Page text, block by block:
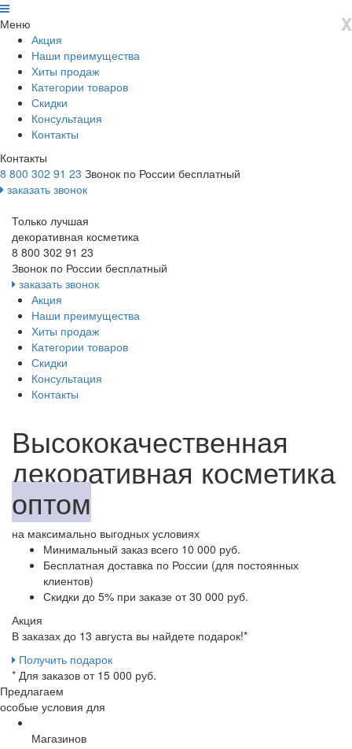
X
Меню
Акция
Наши преимущества
Хиты продаж
Категории товаров
Скидки
Консультация
Контакты
Контакты
8 800 302 91 23 Звонок по России бесплатный
заказать звонок
Только лучшая
декоративная косметика
8 800 302 91 23
Звонок по России бесплатный
заказать звонок
Акция
Наши преимущества
Хиты продаж
Категории товаров
Скидки
Консультация
Контакты
Высококачественная
декоративная косметика
оптом
на максимально выгодных условиях
Минимальный заказ всего 10 000 руб.
Бесплатная доставка по России (для постоянных
клиентов)
Скидки до 5% при заказе от 30 000 руб.
Акция
В заказах до 13 августа вы найдете подарок!*
Получить подарок
* Для заказов от 15 000 руб.
Предлагаем
особые условия для
Магазинов